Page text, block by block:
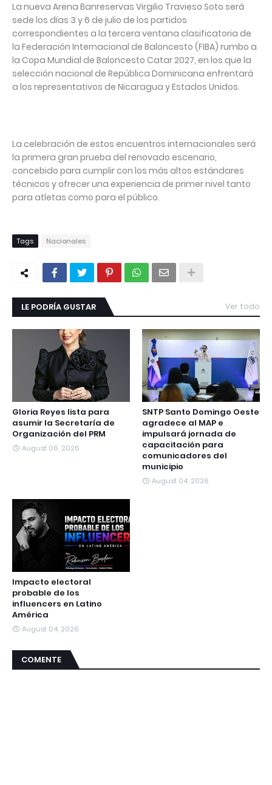
La nueva Arena Banreservas Virgilio Travieso Soto será
sede los días 3 y 6 de julio de los partidos
correspondientes a la tercera ventana clasificatoria de
la Federación Internacional de Baloncesto (FIBA) rumbo a
la Copa Mundial de Baloncesto Catar 2027, en los que la
selección nacional de República Dominicana enfrentará
a los representativos de Nicaragua y Estados Unidos.
La celebración de estos encuentros internacionales será
la primera gran prueba del renovado escenario,
concebido para cumplir con los más altos estándares
técnicos y ofrecer una experiencia de primer nivel tanto
para atletas como para el público.
Tags Nacionales
LE PODRÍA GUSTAR Ver todo
Gloria Reyes lista para
asumir la Secretaría de
Organización del PRM
August 06, 2026
SNTP Santo Domingo Oeste
agradece al MAP e
impulsará jornada de
capacitación para
comunicadores del
municipio
August 04, 2026
Impacto electoral
probable de los
influencers en Latino
América
August 04, 2026
COMENTE